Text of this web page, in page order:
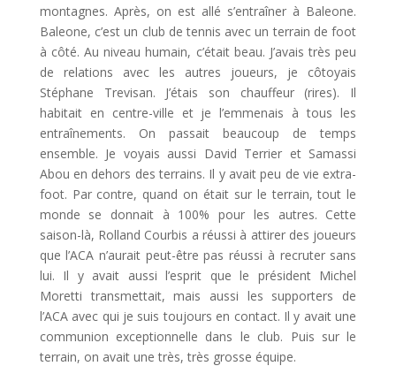
montagnes. Après, on est allé s’entraîner à Baleone.
Baleone, c’est un club de tennis avec un terrain de foot
à côté. Au niveau humain, c’était beau. J’avais très peu
de relations avec les autres joueurs, je côtoyais
Stéphane Trevisan. J’étais son chauffeur (rires). Il
habitait en centre-ville et je l’emmenais à tous les
entraînements. On passait beaucoup de temps
ensemble. Je voyais aussi David Terrier et Samassi
Abou en dehors des terrains. Il y avait peu de vie extra-
foot. Par contre, quand on était sur le terrain, tout le
monde se donnait à 100% pour les autres. Cette
saison-là, Rolland Courbis a réussi à attirer des joueurs
que l’ACA n’aurait peut-être pas réussi à recruter sans
lui. Il y avait aussi l’esprit que le président Michel
Moretti transmettait, mais aussi les supporters de
l’ACA avec qui je suis toujours en contact. Il y avait une
communion exceptionnelle dans le club. Puis sur le
terrain, on avait une très, très grosse équipe.